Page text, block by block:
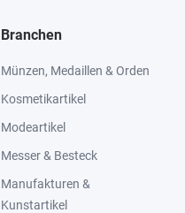
Branchen
Münzen, Medaillen & Orden
Kosmetikartikel
Modeartikel
Messer & Besteck
Manufakturen &
Kunstartikel